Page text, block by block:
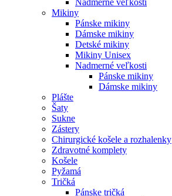
Nadmerné veľkosti
Mikiny
Pánske mikiny
Dámske mikiny
Detské mikiny
Mikiny Unisex
Nadmerné veľkosti
Pánske mikiny
Dámske mikiny
Plášte
Šaty
Sukne
Zástery
Chirurgické košele a rozhalenky
Zdravotné komplety
Košele
Pyžamá
Tričká
Pánske tričká